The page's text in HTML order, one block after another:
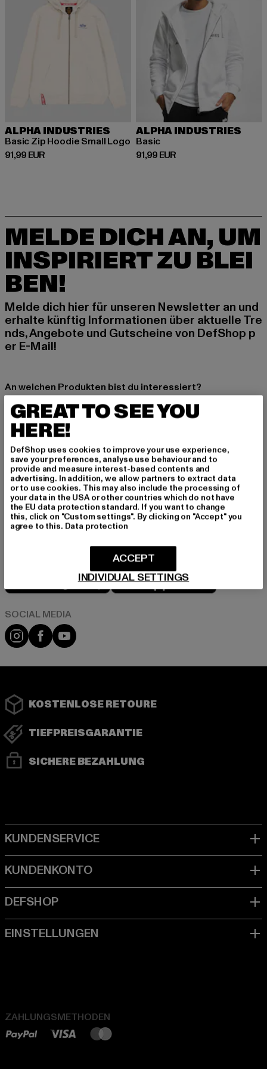
ALPHA INDUSTRIES
Basic Zip Hoodie Small Logo
91,99 EUR
Derzeitiger Preis: 91,99 EUR
ALPHA INDUSTRIES
Basic
91,99 EUR
Derzeitiger Preis: 91,99 EUR
MELDE DICH AN, UM
INSPIRIERT ZU BLEI
BEN!
Melde dich hier für unseren Newsletter an und
erhalte künftig Informationen über aktuelle Tre
nds, Angebote und Gutscheine von DefShop p
er E-Mail!
An welchen Produkten bist du interessiert?
MÄNNER
FRAUEN
E-MAIL
ANMELDEN
Informationen dazu, wie DefShop mit Deinen Daten umgeht, findest Du
in unserer Datenschutzerklärung. Du kannst Dich jederzeit kostenfei
abmelden.Datenschutzerklärung lesen.
Play market
Instagram
FacebookYouTube
KOSTENLOSE RETOURE
TIEFPREISGARANTIE
SICHERE BEZAHLUNG
ZAHLUNGSMETHODEN
GREAT TO SEE YOU
HERE!
DefShop uses cookies to improve your use experience,
save your preferences, analyse use behaviour and to
provide and measure interest-based contents and
advertising. In addition, we allow partners to extract data
or to use cookies. This may also include the processing of
your data in the USA or other countries which do not have
the EU data protection standard. If you want to change
this, click on "Custom settings". By clicking on "Accept" you
agree to this. Data protection
INDIVIDUAL SETTINGS
ACCEPT